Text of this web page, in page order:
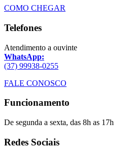
COMO CHEGAR
Telefones
Atendimento a ouvinte
WhatsApp:
(37) 99938-0255
FALE CONOSCO
Funcionamento
De segunda a sexta, das 8h as 17h
Redes Sociais